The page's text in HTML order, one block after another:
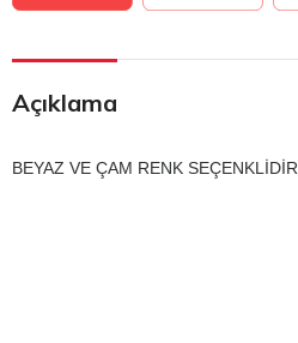
Açıklama
BEYAZ VE ÇAM RENK SEÇENKLİDİR.